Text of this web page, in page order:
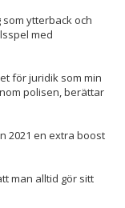
ytterback och
med
för juridik som min
polisen, berättar
2021 en extra boost
man alltid gör sitt